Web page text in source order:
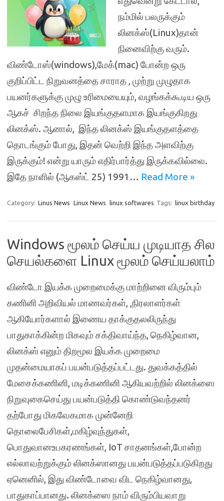
நம்மில் பலருக்கும்
லினக்ஸ்(Linux)தான்
நினைவிற்கு வரும்.
விண்டோஸ்(windows),மேக்(mac) போன்ற ஒரு
குறிப்பிட்ட நிறுவனத்தை சாராத , முற்று முழுதாக
பயனர்களுக்கு முழு உரிமையையும், வழங்கக்கூடிய ஒரு
ஆகச் சிறந்த நிலை இயங்குதளமாக இயங்குகிறது
லினக்ஸ். ஆனால், இந்த லினக்ஸ் இயங்குதளத்தை
தொடங்கும் போது, இதன் வெற்றி இந்த அளவிற்கு
இருக்கும்! என்று யாரும் எதிர்பார்த்து இருக்கவில்லை.
இதே நாளில் (ஆகஸ்ட் 25) 1991… Read More »
Category: Linus News Linux News linux softwares Tags: linux birthday
Windows மூலம் செய்ய முடியாத சில
செயல்களை Linux மூலம் செய்யலாம்
விண்டோ இயக்க முறைமைக்கு மாற்றினை விரும்பும்
கணினி அறிவியல் மாணவர்கள், ,நிரலாளர்கள்
ஆகியோர்களால் இணைய தாக்குதலலிருந்து
பாதுகாக்கின்ற மிகவும் சக்திவாய்ந்த, நெகிழ்வான,
லினக்ஸ் எனும் திறமூல இயக்க முறைமை
முதன்மையாகப் பயன்படுத்தப்பட்டது. துவக்கத்தில்
மேசைக்கணினி, மடிக்கணினி ஆகியவற்றில் லினக்ஸை
நிறுவுகைசெய்து பயன்படுத்தி கொண்டுவந்தனர்
தற்போது மிகவேகமாக முன்னேறி
தொலைபேசிகள்,மகிழ்வுந்துகள்,
பொதுவானஉபகரணங்கள், IoT சாதனங்கள்,போன்ற
எல்லாவற்றுக்கும் லினக்ஸானது பயன்படுத்தப்படுகிறது
ஏனெனில், இது விண்டோவை விட நெகிழ்வானது,
பாதுகாப்பானது. லினக்ஸை நாம் விரும்பியவாறு